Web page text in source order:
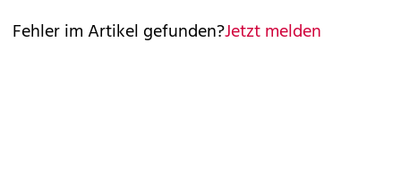
Fehler im Artikel gefunden?Jetzt melden